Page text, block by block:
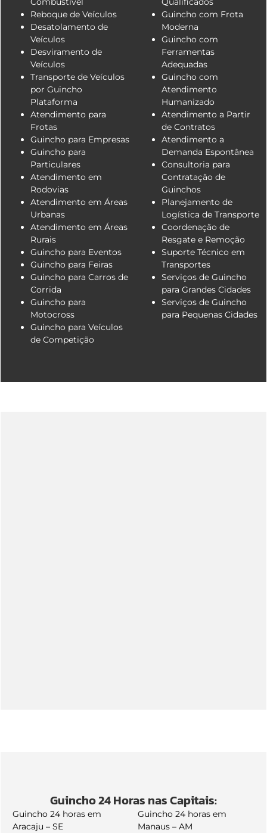
Reboque de Veículos
Desatolamento de
Veículos
Desviramento de
Veículos
Transporte de Veículos
por Guincho
Plataforma
Atendimento para
Frotas
Guincho para Empresas
Guincho para
Particulares
Atendimento em
Rodovias
Atendimento em Áreas
Urbanas
Atendimento em Áreas
Rurais
Guincho para Eventos
Guincho para Feiras
Guincho para Carros de
Corrida
Guincho para
Motocross
Guincho para Veículos
de Competição
Guincho com Frota
Moderna
Guincho com
Ferramentas
Adequadas
Guincho com
Atendimento
Humanizado
Atendimento a Partir
de Contratos
Atendimento a
Demanda Espontânea
Consultoria para
Contratação de
Guinchos
Planejamento de
Logística de Transporte
Coordenação de
Resgate e Remoção
Suporte Técnico em
Transportes
Serviços de Guincho
para Grandes Cidades
Serviços de Guincho
para Pequenas Cidades
Guincho 24 Horas nas Capitais:
Guincho 24 horas em
Aracaju – SE
Guincho 24 horas em
Manaus – AM